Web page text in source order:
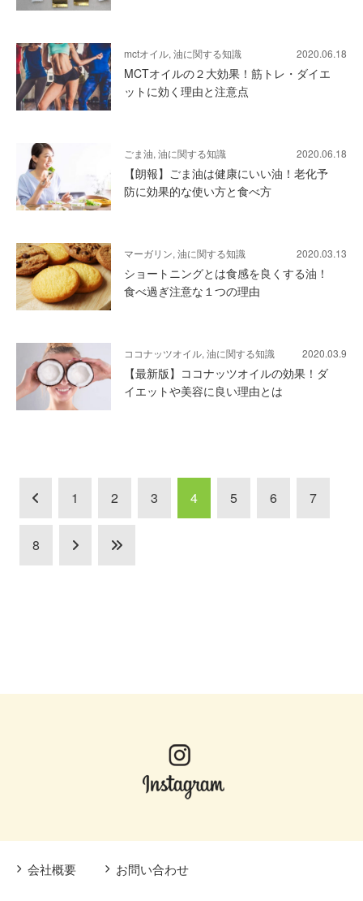
mctオイル, 油に関する知識 2020.06.18
MCTオイルの２大効果！筋トレ・ダイエ
ットに効く理由と注意点
ごま油, 油に関する知識 2020.06.18
【朗報】ごま油は健康にいい油！老化予
防に効果的な使い方と食べ方
マーガリン, 油に関する知識 2020.03.13
ショートニングとは食感を良くする油！
食べ過ぎ注意な１つの理由
ココナッツオイル, 油に関する知識 2020.03.9
【最新版】ココナッツオイルの効果！ダ
イエットや美容に良い理由とは
1 2 3 4 5 6 7
8
会社概要 お問い合わせ